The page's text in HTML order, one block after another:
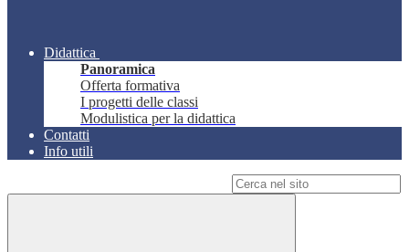
Didattica
Panoramica
Offerta formativa
I progetti delle classi
Modulistica per la didattica
Contatti
Info utili